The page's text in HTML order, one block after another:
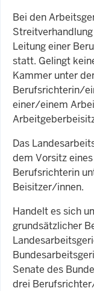
Bei den
Leitung einer
statt. Gelingt
Kammer unter
Berufsrichterin/
einer/einem
Das
dem Vorsitz
Berufsrichterin
Beisitzer/innen.
Handelt es sich
grundsätzlicher
Senate des
drei